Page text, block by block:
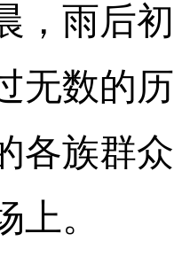
，雨后
无数的
各族群
上。